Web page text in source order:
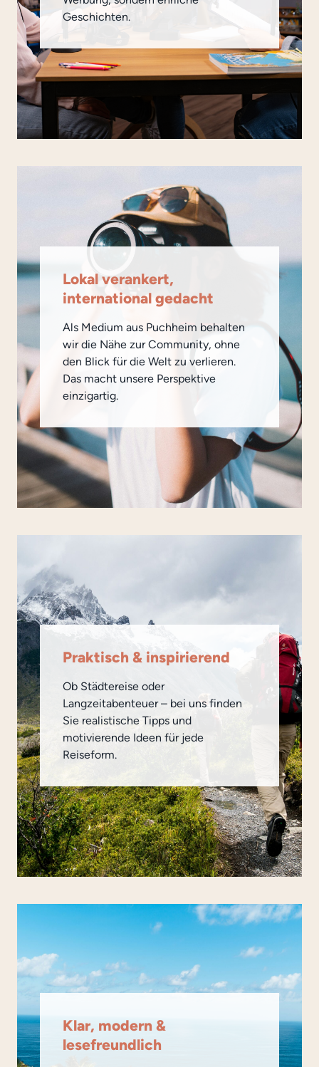
Geschichten.
Lokal verankert,
international gedacht
Als Medium aus Puchheim behalten
wir die Nähe zur Community, ohne
den Blick für die Welt zu verlieren.
Das macht unsere Perspektive
einzigartig.
Praktisch & inspirierend
Ob Städtereise oder
Langzeitabenteuer – bei uns finden
Sie realistische Tipps und
motivierende Ideen für jede
Reiseform.
Klar, modern &
lesefreundlich